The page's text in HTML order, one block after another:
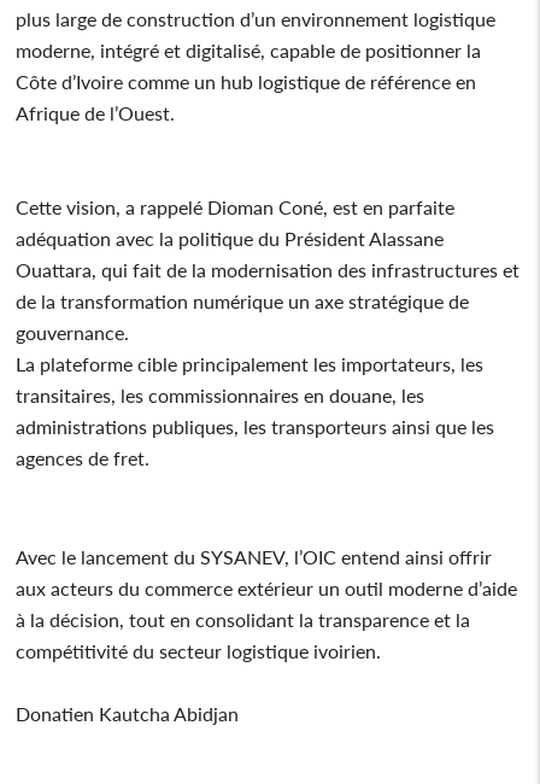
plus large de construction d’un environnement logistique
moderne, intégré et digitalisé, capable de positionner la
Côte d’Ivoire comme un hub logistique de référence en
Afrique de l’Ouest.
Cette vision, a rappelé Dioman Coné, est en parfaite
adéquation avec la politique du Président Alassane
Ouattara, qui fait de la modernisation des infrastructures et
de la transformation numérique un axe stratégique de
gouvernance.
La plateforme cible principalement les importateurs, les
transitaires, les commissionnaires en douane, les
administrations publiques, les transporteurs ainsi que les
agences de fret.
Avec le lancement du SYSANEV, l’OIC entend ainsi offrir
aux acteurs du commerce extérieur un outil moderne d’aide
à la décision, tout en consolidant la transparence et la
compétitivité du secteur logistique ivoirien.
Donatien Kautcha Abidjan